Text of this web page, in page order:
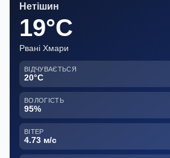
Нетішин
19°C
Рвані Хмари
ВІДЧУВАЄТЬСЯ
20°C
ВОЛОГІСТЬ
95%
ВІТЕР
4.73 м/с